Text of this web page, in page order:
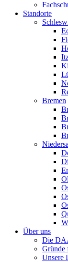
Standorte
Bremen
Über uns
Die
Gründe
Unsere